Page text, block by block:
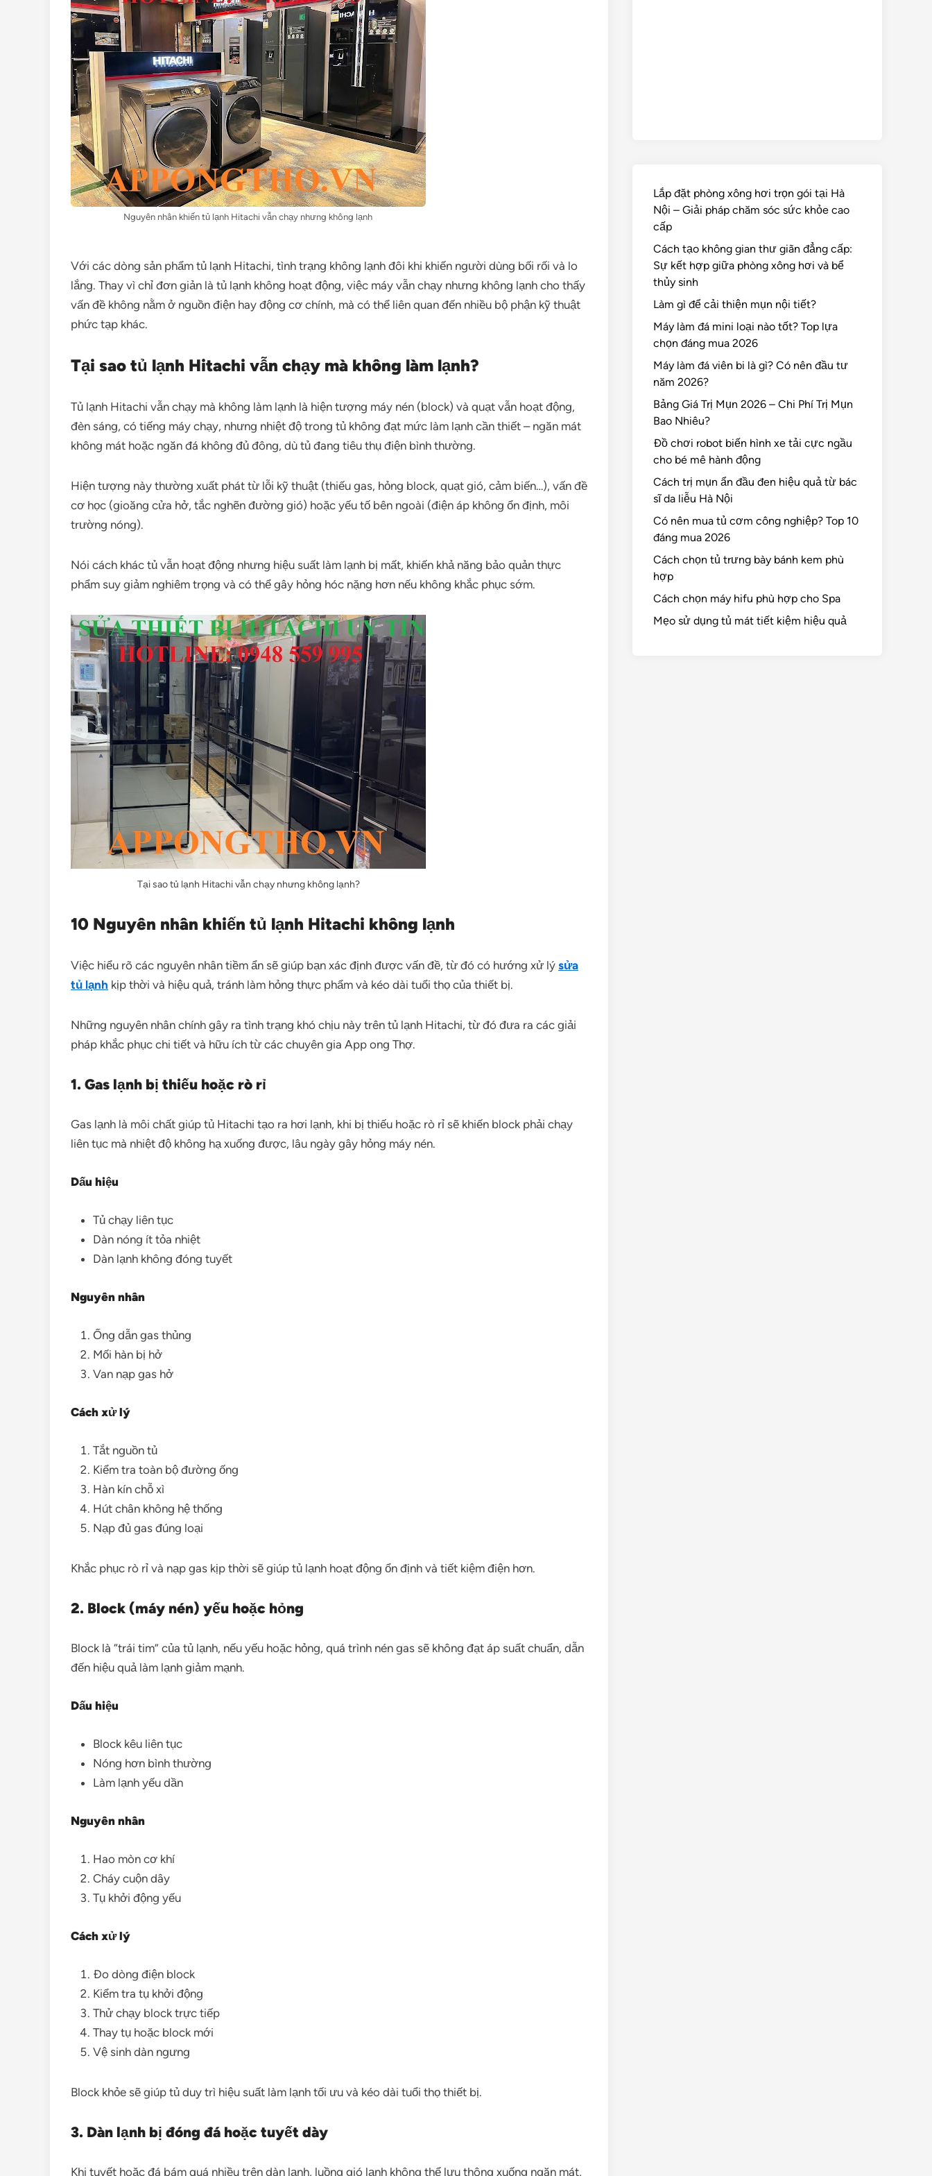
Nguyên nhân khiến tủ lạnh Hitachi vẫn chạy nhưng không lạnh
Với các dòng sản phẩm tủ lạnh Hitachi, tình trạng không lạnh đôi khi khiến người dùng bối rối và lo
lắng. Thay vì chỉ đơn giản là tủ lạnh không hoạt động, việc máy vẫn chạy nhưng không lạnh cho thấy
vấn đề không nằm ở nguồn điện hay động cơ chính, mà có thể liên quan đến nhiều bộ phận kỹ thuật
phức tạp khác.
Tại sao tủ lạnh Hitachi vẫn chạy mà không làm lạnh?
Tủ lạnh Hitachi vẫn chạy mà không làm lạnh là hiện tượng máy nén (block) và quạt vẫn hoạt động,
đèn sáng, có tiếng máy chạy, nhưng nhiệt độ trong tủ không đạt mức làm lạnh cần thiết – ngăn mát
không mát hoặc ngăn đá không đủ đông, dù tủ đang tiêu thụ điện bình thường.
Hiện tượng này thường xuất phát từ lỗi kỹ thuật (thiếu gas, hỏng block, quạt gió, cảm biến…), vấn đề
cơ học (gioăng cửa hở, tắc nghẽn đường gió) hoặc yếu tố bên ngoài (điện áp không ổn định, môi
trường nóng).
Nói cách khác tủ vẫn hoạt động nhưng hiệu suất làm lạnh bị mất, khiến khả năng bảo quản thực
phẩm suy giảm nghiêm trọng và có thể gây hỏng hóc nặng hơn nếu không khắc phục sớm.
Tại sao tủ lạnh Hitachi vẫn chạy nhưng không lạnh?
10 Nguyên nhân khiến tủ lạnh Hitachi không lạnh
Việc hiểu rõ các nguyên nhân tiềm ẩn sẽ giúp bạn xác định được vấn đề, từ đó có hướng xử lý sửa
tủ lạnh kịp thời và hiệu quả, tránh làm hỏng thực phẩm và kéo dài tuổi thọ của thiết bị.
Những nguyên nhân chính gây ra tình trạng khó chịu này trên tủ lạnh Hitachi, từ đó đưa ra các giải
pháp khắc phục chi tiết và hữu ích từ các chuyên gia App ong Thợ.
1. Gas lạnh bị thiếu hoặc rò rỉ
Gas lạnh là môi chất giúp tủ Hitachi tạo ra hơi lạnh, khi bị thiếu hoặc rò rỉ sẽ khiến block phải chạy
liên tục mà nhiệt độ không hạ xuống được, lâu ngày gây hỏng máy nén.
Dấu hiệu
Tủ chạy liên tục
Dàn nóng ít tỏa nhiệt
Dàn lạnh không đóng tuyết
Nguyên nhân
Ống dẫn gas thủng
Mối hàn bị hở
Van nạp gas hở
Cách xử lý
Tắt nguồn tủ
Kiểm tra toàn bộ đường ống
Hàn kín chỗ xì
Hút chân không hệ thống
Nạp đủ gas đúng loại
Khắc phục rò rỉ và nạp gas kịp thời sẽ giúp tủ lạnh hoạt động ổn định và tiết kiệm điện hơn.
2. Block (máy nén) yếu hoặc hỏng
Block là “trái tim” của tủ lạnh, nếu yếu hoặc hỏng, quá trình nén gas sẽ không đạt áp suất chuẩn, dẫn
đến hiệu quả làm lạnh giảm mạnh.
Dấu hiệu
Block kêu liên tục
Nóng hơn bình thường
Làm lạnh yếu dần
Nguyên nhân
Hao mòn cơ khí
Cháy cuộn dây
Tụ khởi động yếu
Cách xử lý
Đo dòng điện block
Kiểm tra tụ khởi động
Thử chạy block trực tiếp
Thay tụ hoặc block mới
Vệ sinh dàn ngưng
Block khỏe sẽ giúp tủ duy trì hiệu suất làm lạnh tối ưu và kéo dài tuổi thọ thiết bị.
3. Dàn lạnh bị đóng đá hoặc tuyết dày
Khi tuyết hoặc đá bám quá nhiều trên dàn lạnh, luồng gió lạnh không thể lưu thông xuống ngăn mát,
Lắp đặt phòng xông hơi trọn gói tại Hà
Nội – Giải pháp chăm sóc sức khỏe cao
cấp
Cách tạo không gian thư giãn đẳng cấp:
Sự kết hợp giữa phòng xông hơi và bể
thủy sinh
Làm gì để cải thiện mụn nội tiết?
Máy làm đá mini loại nào tốt? Top lựa
chọn đáng mua 2026
Máy làm đá viên bi là gì? Có nên đầu tư
năm 2026?
Bảng Giá Trị Mụn 2026 – Chi Phí Trị Mụn
Bao Nhiêu?
Đồ chơi robot biến hình xe tải cực ngầu
cho bé mê hành động
Cách trị mụn ẩn đầu đen hiệu quả từ bác
sĩ da liễu Hà Nội
Có nên mua tủ cơm công nghiệp? Top 10
đáng mua 2026
Cách chọn tủ trưng bày bánh kem phù
hợp
Cách chọn máy hifu phù hợp cho Spa
Mẹo sử dụng tủ mát tiết kiệm hiệu quả